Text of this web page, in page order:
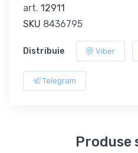
art. 12911
SKU 8436795
Distribuie Viber
Telegram
Produse